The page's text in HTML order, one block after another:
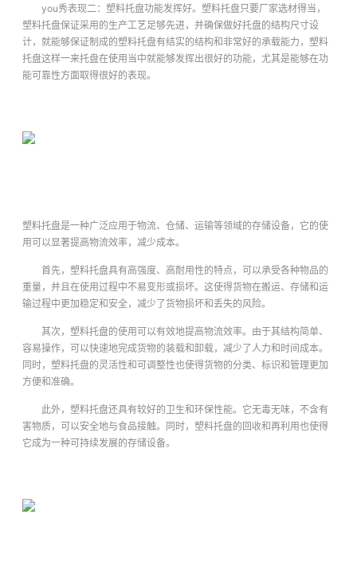
you秀表现二：塑料托盘功能发挥好。塑料托盘只要厂家选材得当，
塑料托盘保证采用的生产工艺足够先进，并确保做好托盘的结构尺寸设
计，就能够保证制成的塑料托盘有结实的结构和非常好的承载能力，塑料
托盘这样一来托盘在使用当中就能够发挥出很好的功能，尤其是能够在功
能可靠性方面取得很好的表现。
塑料托盘是一种广泛应用于物流、仓储、运输等领域的存储设备，它的使
用可以显著提高物流效率，减少成本。
首先，塑料托盘具有高强度、高耐用性的特点，可以承受各种物品的
重量，并且在使用过程中不易变形或损坏。这使得货物在搬运、存储和运
输过程中更加稳定和安全，减少了货物损坏和丢失的风险。
其次，塑料托盘的使用可以有效地提高物流效率。由于其结构简单、
容易操作，可以快速地完成货物的装载和卸载，减少了人力和时间成本。
同时，塑料托盘的灵活性和可调整性也使得货物的分类、标识和管理更加
方便和准确。
此外，塑料托盘还具有较好的卫生和环保性能。它无毒无味，不含有
害物质，可以安全地与食品接触。同时，塑料托盘的回收和再利用也使得
它成为一种可持续发展的存储设备。